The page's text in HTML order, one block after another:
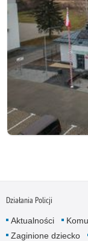
Działania Policji
Aktualności
Zaginione dziecko